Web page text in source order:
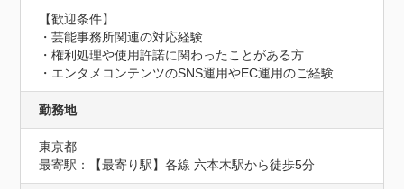
【歓迎条件】
・芸能事務所関連の対応経験
・権利処理や使用許諾に関わったことがある方
・エンタメコンテンツのSNS運用やEC運用のご経験
勤務地
東京都
最寄駅：【最寄り駅】各線 六本木駅から徒歩5分